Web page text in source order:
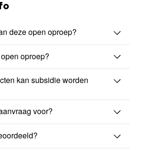
deze open oproep?
oproep?
kan subsidie worden
voor?